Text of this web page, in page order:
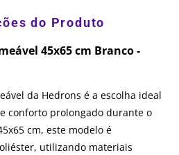
45x65 cm Branco -
da Hedrons é a escolha ideal
conforto prolongado durante o
cm, este modelo é
utilizando materiais